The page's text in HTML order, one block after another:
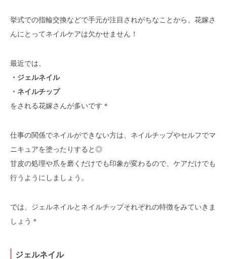
挙式での指輪交換などで手元が注目されがちなことから、花嫁さ
んにとってネイルケアは欠かせません！
最近では、
・ジェルネイル
・ネイルチップ
をされる花嫁さんが多いです＊
仕事の関係でネイルができない方は、ネイルチップやセルフでマ
ニキュアを塗ったりすると◎
甘皮の処理や爪を磨くだけでも印象が変わるので、ケアだけでも
行うようにしましょう。
では、ジェルネイルとネイルチップそれぞれの特徴をみていきま
しょう＊
ジェルネイル